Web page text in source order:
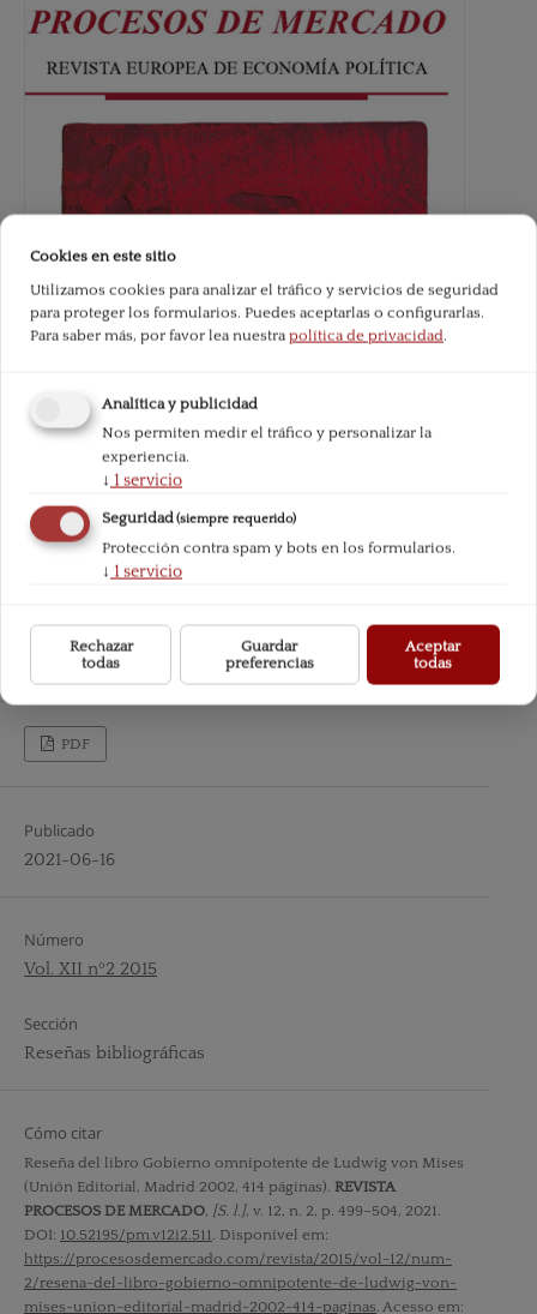
PDF
Publicado
2021-06-16
Número
Vol. XII nº2 2015
Sección
Reseñas bibliográficas
Cómo citar
Reseña del libro Gobierno omnipotente de Ludwig von Mises
(Unión Editorial, Madrid 2002, 414 páginas). REVISTA
PROCESOS DE MERCADO, [S. l.], v. 12, n. 2, p. 499–504, 2021.
DOI: 10.52195/pm.v12i2.511
. Disponível em:
https://procesosdemercado.com/revista/2015/vol-12/num-
2/resena-del-libro-gobierno-omnipotente-de-ludwig-von-
mises-union-editorial-madrid-2002-414-paginas . Acesso em:
Cookies en este sitio
Utilizamos cookies para analizar el tráfico y servicios de seguridad
para proteger los formularios. Puedes aceptarlas o configurarlas.
Para saber más, por favor lea nuestra política de privacidad.
Analítica y publicidad
Nos permiten medir el tráfico y personalizar la
experiencia.
↓ 1servicio
Seguridad(siempre requerido)
Protección contra spam y bots en los formularios.
↓ 1servicio
Rechazar
todas
Guardar
preferencias
Aceptar
todas